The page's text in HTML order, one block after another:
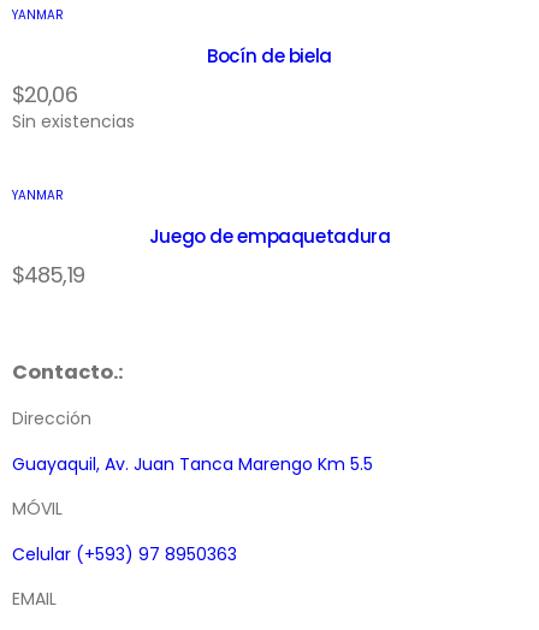
YANMAR
Bocín de biela
$20,06
Sin existencias
YANMAR
Juego de empaquetadura
$485,19
Contacto.:
Dirección
Guayaquil, Av. Juan Tanca Marengo Km 5.5
MÓVIL
Celular (+593) 97 8950363
EMAIL